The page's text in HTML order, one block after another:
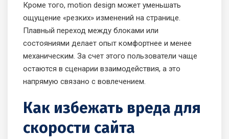
Кроме того, motion design может уменьшать
ощущение «резких» изменений на странице.
Плавный переход между блоками или
состояниями делает опыт комфортнее и менее
механическим. За счет этого пользователи чаще
остаются в сценарии взаимодействия, а это
напрямую связано с вовлечением.
Как избежать вреда для
скорости сайта